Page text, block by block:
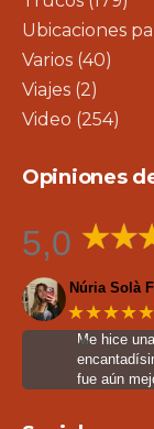
Ubicaciones
Varios (40)
Viajes (2)
Video (254)
Opiniones
5,0
Núria Solà
★★★★★
Me hice
fue aún